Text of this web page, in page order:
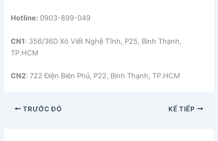
Hotline: 0903-899-049
CN1: 356/36D Xô Viết Nghệ Tĩnh, P25, Bình Thạnh,
TP.HCM
CN2: 722 Điện Biên Phủ, P22, Bình Thạnh, TP.HCM
TRƯỚC ĐÓ KẾ TIẾP